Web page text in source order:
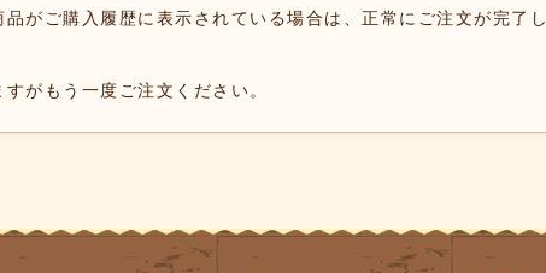
がご購入履歴に表示されている場合は、正常にご注文が完了
がもう一度ご注文ください。